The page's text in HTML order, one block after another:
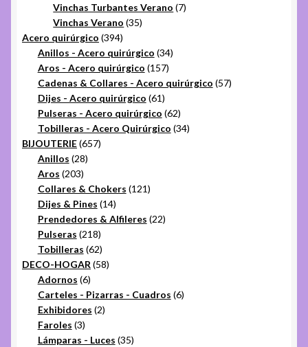
Vinchas Turbantes Verano 77
Vinchas Verano 3535
Acero quirúrgico 394394
productos
Anillos - Acero quirúrgico 3434
Aros - Acero quirúrgico 157157
productos
Cadenas & Collares - Acero quirúrgico 5757
Dijes - Acero quirúrgico 6161
productos
Pulseras - Acero quirúrgico 6262
productos
Tobilleras - Acero Quirúrgico 3434
BIJOUTERIE 657657
Anillos 2828
Aros 203203
productos
Collares & Chokers 121121
Dijes & Pines 1414
productos
Prendedores & Alfileres 2222
Pulseras 218218
productos
Tobilleras 6262
productos
DECO-HOGAR 5858
Adornos 66
productos
Carteles - Pizarras - Cuadros 66
Exhibidores 22
Faroles 33
productos
Lámparas - Luces 3535